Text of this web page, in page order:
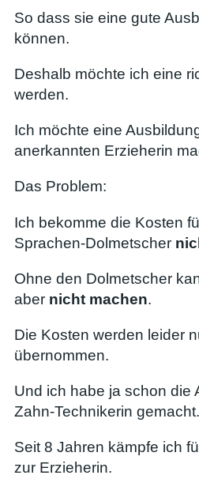
So dass sie eine gute
können.
Deshalb möchte ich eine
werden.
Ich möchte eine
anerkannten Erzieherin
Das Problem:
Ich bekomme die Kosten
Sprachen-Dolmetscher
Ohne den Dolmetscher
aber nicht machen.
Die Kosten werden leider
übernommen.
Und ich habe ja schon die
Zahn-Technikerin gemacht.
Seit 8 Jahren kämpfe ich
zur Erzieherin.